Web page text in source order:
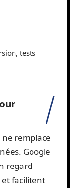
tests
remplace
Google
regard
et facilitent